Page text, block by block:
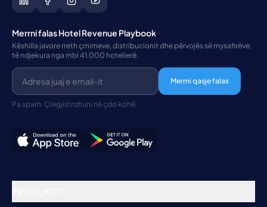
Merrni falas Hotel Revenue Playbook
Këshilla javore rreth çmimeve, distribucionit dhe përvojës së mysafirëve,
të ndjekura nga mbi 41.000 hotelierë.
Merrni qasje falas
Pa spam. Çregjistrohuni në çdo kohë.